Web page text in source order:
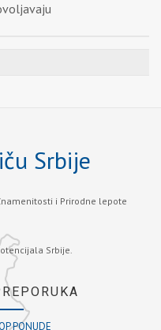
Srbije
i Prirodne lepote
Srbije.
PONUDE